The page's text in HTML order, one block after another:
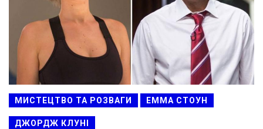
МИСТЕЦТВО ТА РОЗВАГИ ЕММА СТОУН
ДЖОРДЖ КЛУНІ